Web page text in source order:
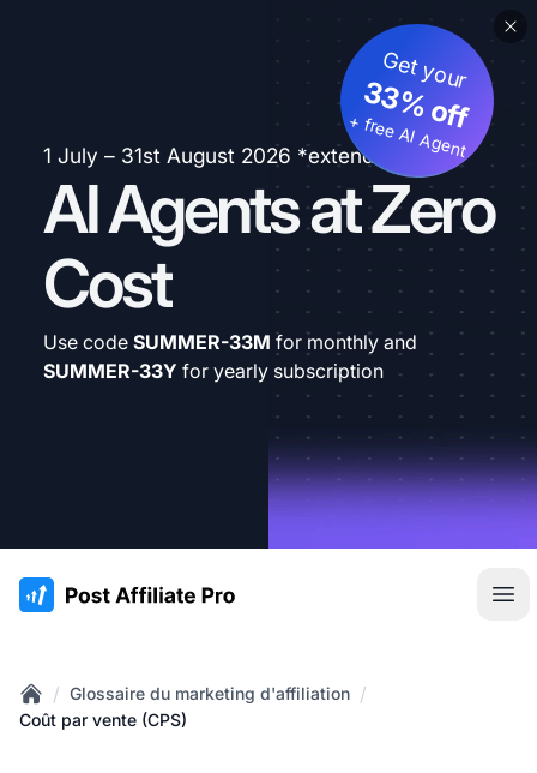
1 July – 31st August 2026 *extended
AI Agents at Zero
Cost
Get your
33% off
+ free AI Agent
Use code SUMMER-33M for monthly and
SUMMER-33Y for yearly subscription
:site.title
Home
/ Glossaire du marketing d'affiliation /
Coût par vente (CPS)